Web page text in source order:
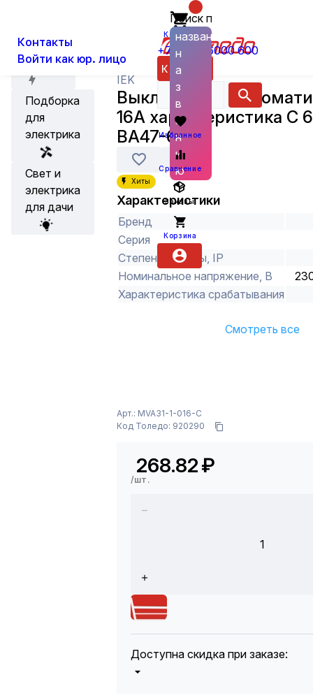
Контакты
Войти как юр. лицо
Корзина
+7 (800) 6000 600
Каталог
Поиск по
названию
н
а
з
в
а
н
и
ю
Избранное
Сравнение
Заказы
Корзина
Акции
Подборка
для
электрика
Свет и
электрика
для дачи
Защитное, учетное и
IEK
Выключатель
16А характеристика С
ВА47-60M
Хиты
Характеристики
Бренд
Серия
Степень защиты, IP
Номинальное напряжение, В
Характеристика срабатывания
Смотреть все
Арт.: MVA31-1-016-C
Код Толедо: 920290
268.82₽
/шт.
1
Доступна скидка при заказе: